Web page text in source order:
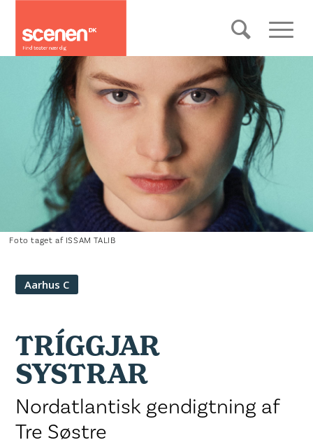
Foto taget af ISSAM TALIB
Aarhus C
TRÍGGJAR
SYSTRAR
Nordatlantisk gendigtning af
Tre Søstre